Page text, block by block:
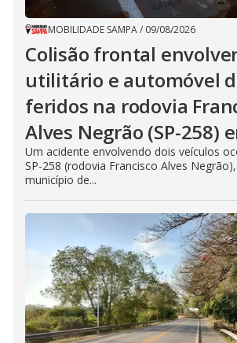
MOBILIDADE SAMPA/ 09/08/2026
Colisão frontal
utilitário e automóvel
feridos na rodovia
Alves Negrão (SP-258)
Um acidente envolvendo dois veículos
SP-258 (rodovia Francisco Alves
município de...